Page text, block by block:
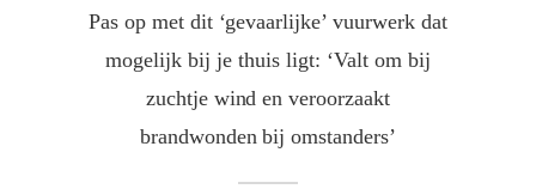
Pas op met dit ‘gevaarlijke’ vuurwerk dat
mogelijk bij je thuis ligt: ‘Valt om bij
zuchtje wind en veroorzaakt
brandwonden bij omstanders’